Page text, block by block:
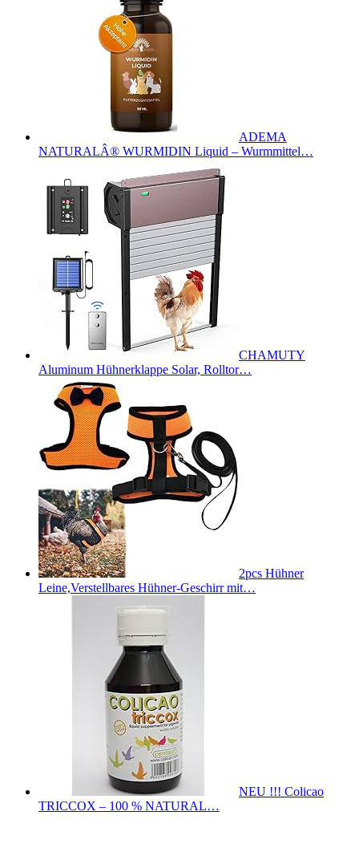
ADEMA
NATURALÂ® WURMIDIN Liquid – Wurmmittel…
CHAMUTY
Aluminum Hühnerklappe Solar, Rolltor…
2pcs Hühner
Leine,Verstellbares Hühner-Geschirr mit…
NEU !!! Colicao
TRICCOX – 100 % NATURAL…